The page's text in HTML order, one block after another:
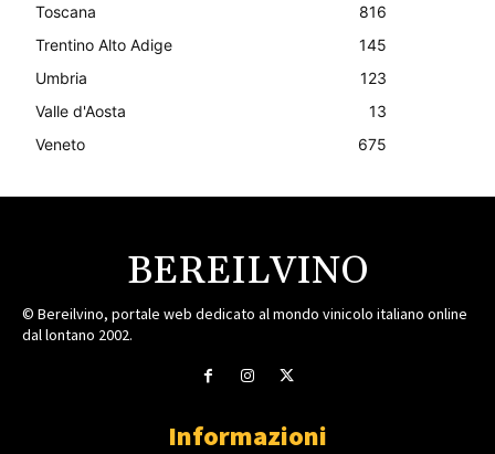
Toscana
816
Trentino Alto Adige
145
Umbria
123
Valle d'Aosta
13
Veneto
675
BEREILVINO
© Bereilvino, portale web dedicato al mondo vinicolo italiano online
dal lontano 2002.
Informazioni